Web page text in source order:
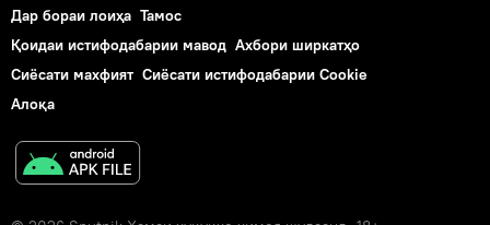
Дар бораи лоиҳа Тамос
Қоидаи истифодабарии мавод Ахбори ширкатҳо
Сиёсати махфият Сиёсати истифодабарии Cookie
Алоқа